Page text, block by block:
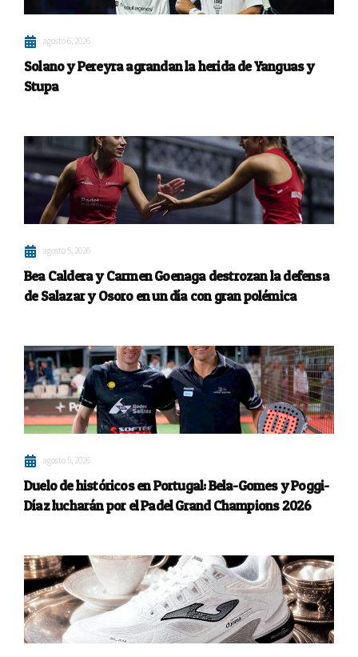
agosto 6, 2026
Solano y Pereyra agrandan la herida de Yanguas y
Stupa
agosto 5, 2026
Bea Caldera y Carmen Goenaga destrozan la defensa
de Salazar y Osoro en un día con gran polémica
agosto 5, 2026
Duelo de históricos en Portugal: Bela-Gomes y Poggi-
Díaz lucharán por el Padel Grand Champions 2026